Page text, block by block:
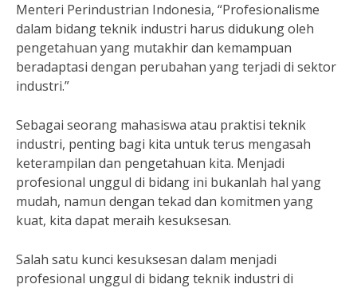
Menteri Perindustrian Indonesia, “Profesionalisme
dalam bidang teknik industri harus didukung oleh
pengetahuan yang mutakhir dan kemampuan
beradaptasi dengan perubahan yang terjadi di sektor
industri.”
Sebagai seorang mahasiswa atau praktisi teknik
industri, penting bagi kita untuk terus mengasah
keterampilan dan pengetahuan kita. Menjadi
profesional unggul di bidang ini bukanlah hal yang
mudah, namun dengan tekad dan komitmen yang
kuat, kita dapat meraih kesuksesan.
Salah satu kunci kesuksesan dalam menjadi
profesional unggul di bidang teknik industri di